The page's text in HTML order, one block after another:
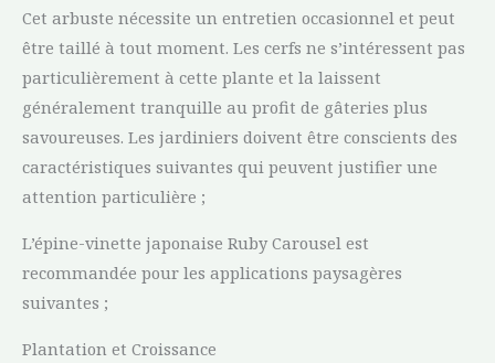
Cet arbuste nécessite un entretien occasionnel et peut
être taillé à tout moment. Les cerfs ne s’intéressent pas
particulièrement à cette plante et la laissent
généralement tranquille au profit de gâteries plus
savoureuses. Les jardiniers doivent être conscients des
caractéristiques suivantes qui peuvent justifier une
attention particulière ;
L’épine-vinette japonaise Ruby Carousel est
recommandée pour les applications paysagères
suivantes ;
Plantation et Croissance